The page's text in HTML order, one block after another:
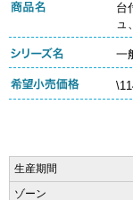
台
ュ
一
生産期間
ゾーン